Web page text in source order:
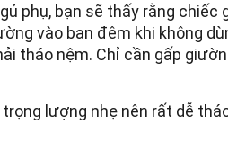
phụ, bạn sẽ thấy rằng
vào ban đêm khi không
tháo nệm. Chỉ cần gấp
lượng nhẹ nên rất dễ